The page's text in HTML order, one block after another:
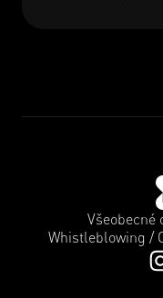
Všeobecné
Whistleblowing /